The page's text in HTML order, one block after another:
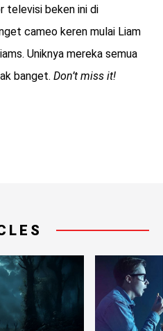
televisi beken ini di
cameo keren mulai Liam
Uniknya mereka semua
banget. Don’t miss it!